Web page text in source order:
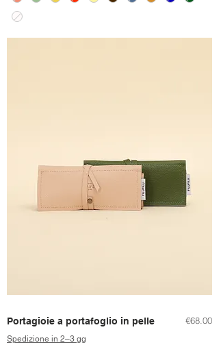
Portagioie a portafoglio in pelle Price
€68.00
Spedizione in 2–3 gg